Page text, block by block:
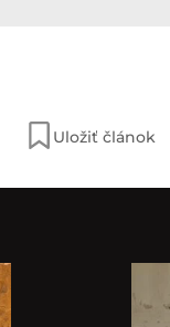
Uložiť článok